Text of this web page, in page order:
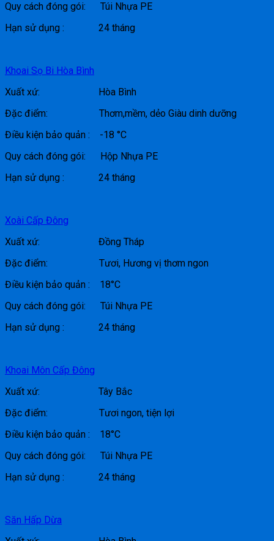
Quy cách đóng gói: Túi Nhựa PE
Hạn sử dụng : 24 tháng
Khoai Sọ Bi Hòa Bình
Xuất xứ: Hòa Bình
Đặc điểm: Thơm,mềm, dẻo Giàu dinh dưỡng
Điều kiện bảo quản : -18 °C
Quy cách đóng gói: Hộp Nhựa PE
Hạn sử dụng : 24 tháng
Xoài Cấp Đông
Xuất xứ: Đồng Tháp
Đặc điểm: Tươi, Hương vị thơm ngon
Điều kiện bảo quản : 18°C
Quy cách đóng gói: Túi Nhựa PE
Hạn sử dụng : 24 tháng
Khoai Môn Cấp Đông
Xuất xứ: Tây Bắc
Đặc điểm: Tươi ngon, tiện lợi
Điều kiện bảo quản : 18°C
Quy cách đóng gói: Túi Nhựa PE
Hạn sử dụng : 24 tháng
Săn Hấp Dừa